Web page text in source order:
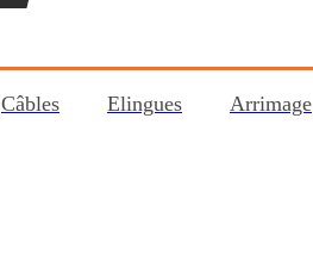
Câbles Elingues Arrimage